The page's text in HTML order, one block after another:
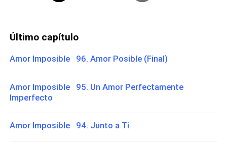
Último capítulo
Amor Imposible 96. Amor Posible (Final)
Amor Imposible 95. Un Amor Perfectamente
Imperfecto
Amor Imposible 94. Junto a Ti